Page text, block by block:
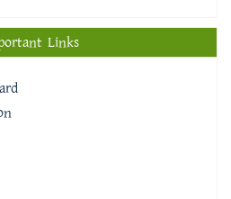
Links